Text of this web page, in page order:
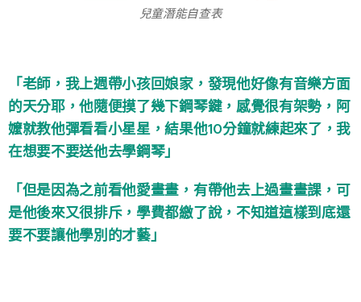
兒童潛能自查表
「老師，我上週帶小孩回娘家，發現他好像有音樂方面
的天分耶，他隨便摸了幾下鋼琴鍵，感覺很有架勢，阿
嬤就教他彈看看小星星，結果他10分鐘就練起來了，我
在想要不要送他去學鋼琴」
「但是因為之前看他愛畫畫，有帶他去上過畫畫課，可
是他後來又很排斥，學費都繳了說，不知道這樣到底還
要不要讓他學別的才藝」